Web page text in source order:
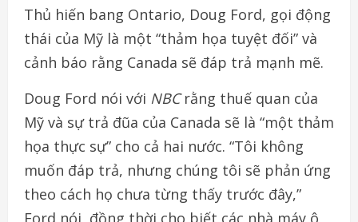
Thủ hiến bang Ontario, Doug Ford, gọi động
thái của Mỹ là một “thảm họa tuyệt đối” và
cảnh báo rằng Canada sẽ đáp trả mạnh mẽ.
Doug Ford nói với NBCrằng thuế quan của
Mỹ và sự trả đũa của Canada sẽ là “một thảm
họa thực sự” cho cả hai nước. “Tôi không
muốn đáp trả, nhưng chúng tôi sẽ phản ứng
theo cách họ chưa từng thấy trước đây,”
Ford nói, đồng thời cho biết các nhà máy ô